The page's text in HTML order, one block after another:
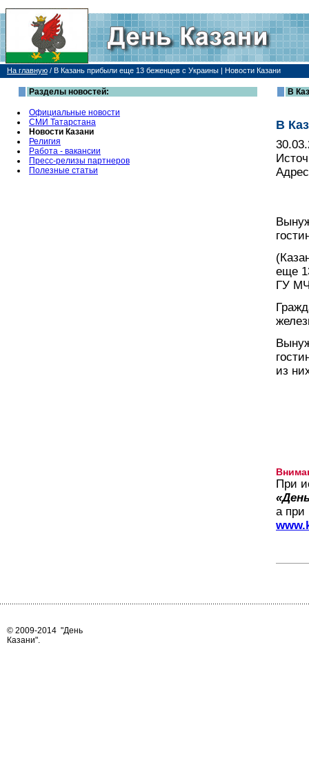
На главную / В Казань прибыли еще 13 беженцев с Украины | Новости Казани
Разделы новостей:
Официальные новости
СМИ Татарстана
Новости Казани
Религия
Работа - вакансии
Пресс-релизы партнеров
Полезные статьи
В
В
еще
ГУ
из
При
а при
© 2009-2014 "День
Казани".